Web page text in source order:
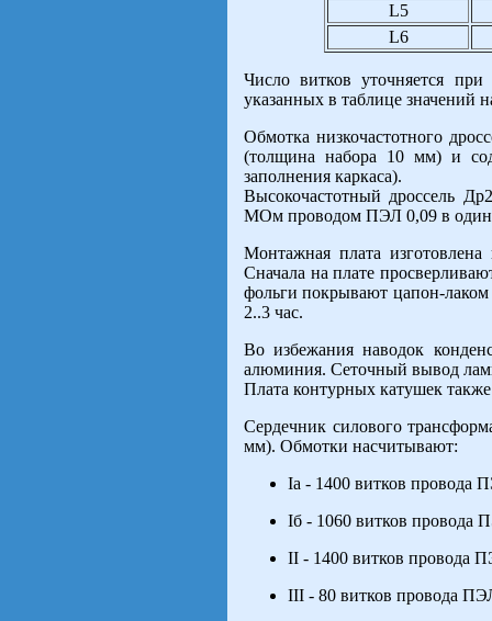
L5
L6
Число витков уточняется
указанных в таблице значений
Обмотка низкочастотного
(толщина набора 10 мм) и
заполнения каркаса).
Высокочастотный дроссель
МОм проводом ПЭЛ 0,09 в один
Монтажная плата
Сначала на плате
фольги покрывают цапон-лаком
2..3 час.
Во избежания наводок
алюминия. Сеточный вывод
Плата контурных катушек
Сердечник силового
мм). Обмотки насчитывают:
Ia - 1400 витков провода
Iб - 1060 витков провода
II - 1400 витков провода
III - 80 витков провода